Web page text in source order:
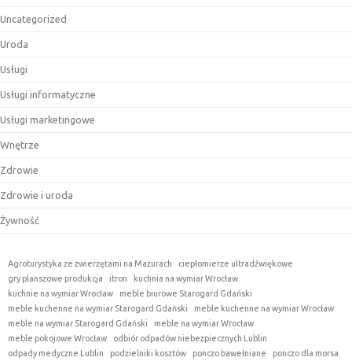
Uncategorized
Uroda
Usługi
Usługi informatyczne
Usługi marketingowe
Wnętrze
Zdrowie
Zdrowie i uroda
Żywność
Agroturystyka ze zwierzętami na Mazurach
ciepłomierze ultradźwiękowe
gry planszowe produkcja
itron
kuchnia na wymiar Wrocław
kuchnie na wymiar Wrocław
meble biurowe Starogard Gdański
meble kuchenne na wymiar Starogard Gdański
meble kuchenne na wymiar Wrocław
meble na wymiar Starogard Gdański
meble na wymiar Wrocław
meble pokojowe Wrocław
odbiór odpadów niebezpiecznych Lublin
odpady medyczne Lublin
podzielniki kosztów ponczo bawełniane ponczo dla morsa